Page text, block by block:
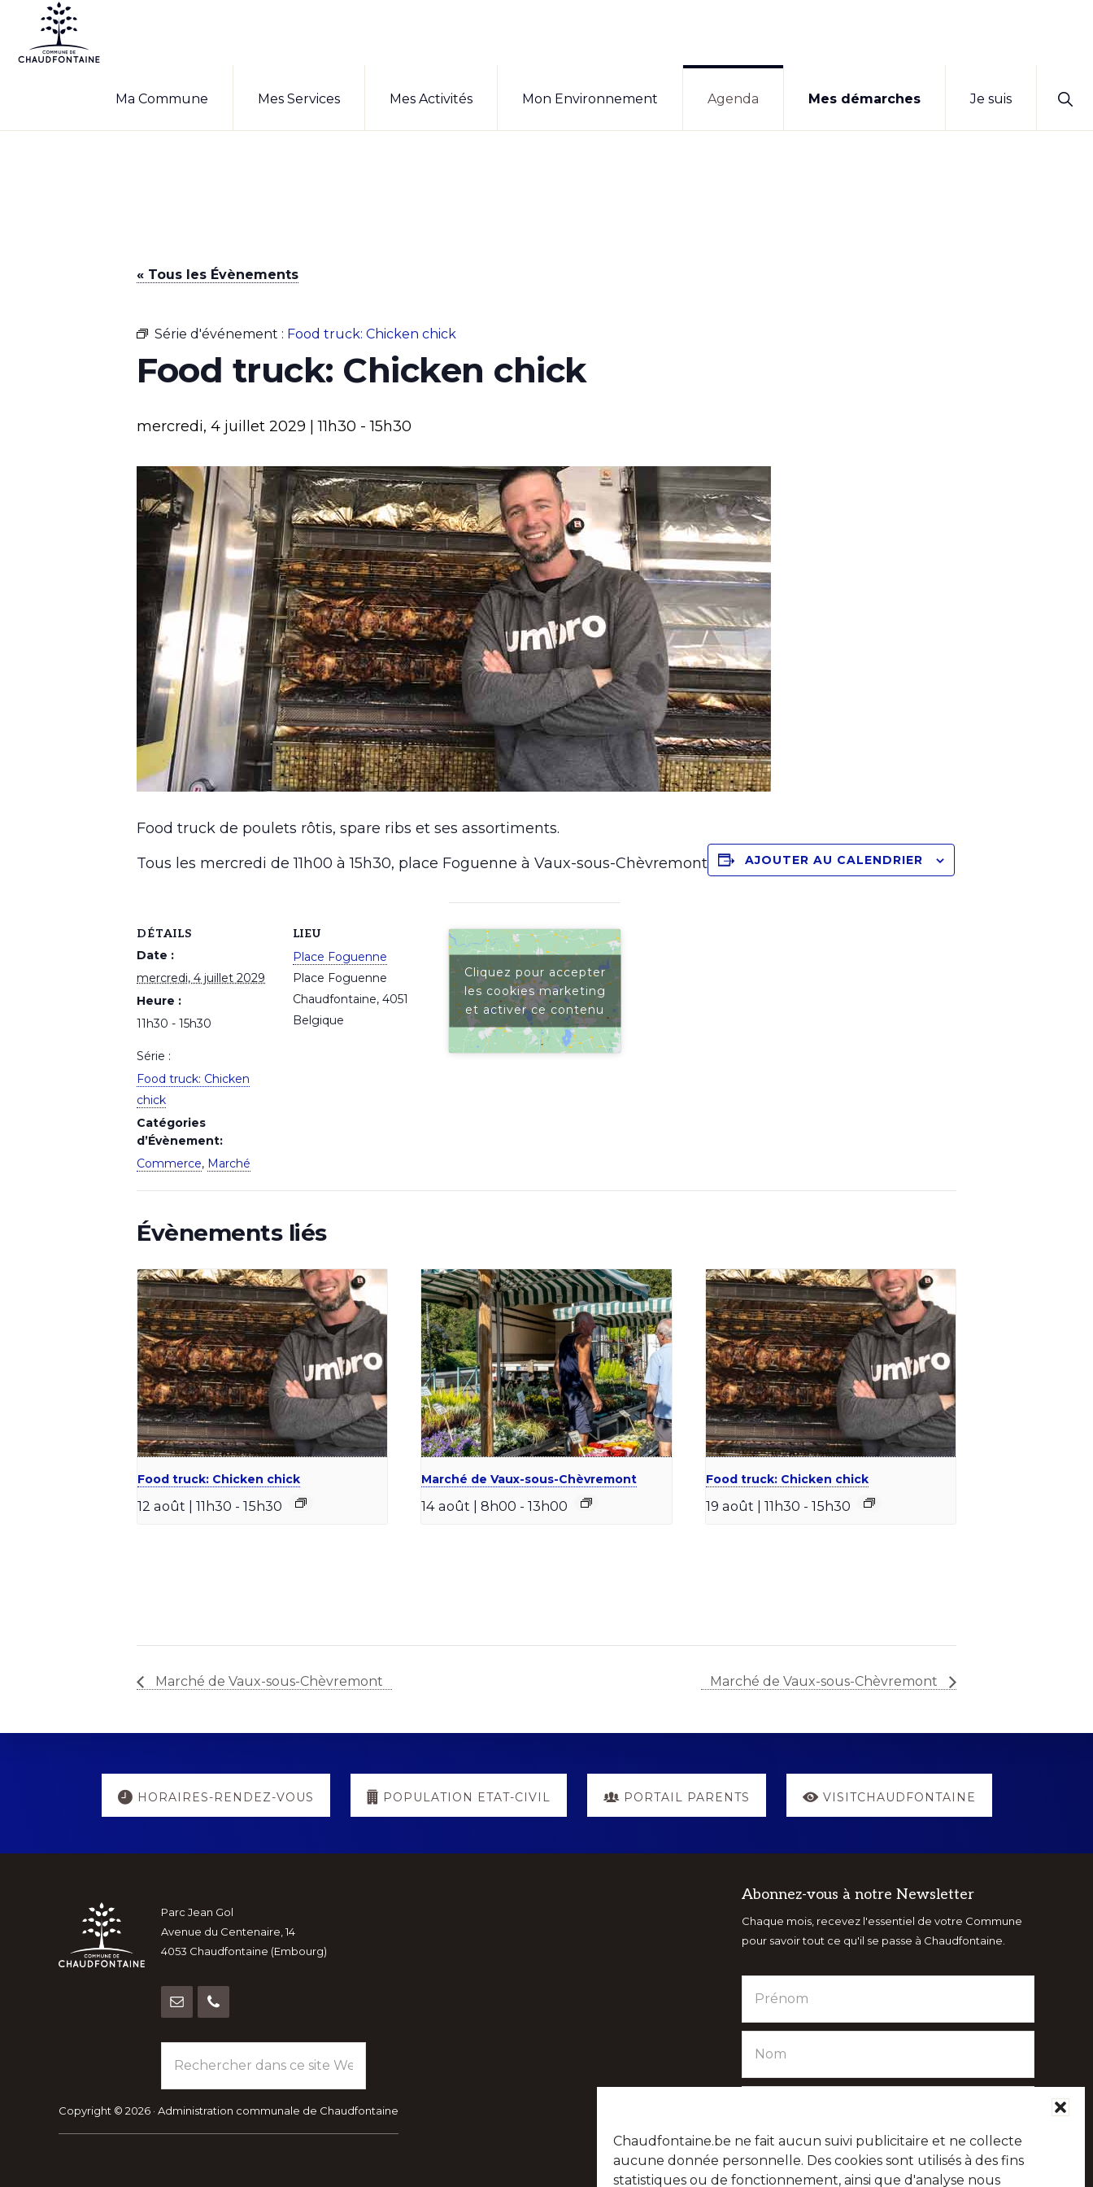
Chaudfontaine.be ne fait aucun suivi publicitaire et ne collecte
aucune donnée personnelle. Des cookies sont utilisés à des fins
statistiques ou de fonctionnement, ainsi que d'analyse nous
Passer
Passer
contenu
CHAUDFONTAINE
de
Ma Commune Mes Services Mes Activités Mon Environnement Agenda Mes démarches Je suis
« Tous les Évènements
Série d'événement : Food truck: Chicken chick
Food truck: Chicken chick
mercredi, 4 juillet 2029 | 11h30 -15h30
Food truck de poulets rôtis, spare ribs et ses assortiments.
Tous les mercredi de 11h00 à 15h30, place Foguenne à Vaux-sous-Chèvremont
AJOUTER AU CALENDRIER
DÉTAILS
Date :
mercredi, 4 juillet 2029
Heure :
11h30 - 15h30
Série :
Food truck: Chicken
chick
Catégories
d’Évènement:
Commerce, Marché
LIEU
Place Foguenne
Place Foguenne
Chaudfontaine, 4051
Belgique
Cliquez pour accepter
les cookies marketing
et activer ce contenu
Évènements liés
Food truck: Chicken chick
12 août | 11h30 - 15h30
Marché de Vaux-sous-Chèvremont
14 août | 8h00 - 13h00
Food truck: Chicken chick
19 août | 11h30 - 15h30
Marché de Vaux-sous-Chèvremont Marché de Vaux-sous-Chèvremont
Explore
more
HORAIRES-RENDEZ-VOUS POPULATION ETAT-CIVIL PORTAIL PARENTS VISITCHAUDFONTAINE
Footer
Parc Jean Gol
Avenue du Centenaire, 14
4053 Chaudfontaine (Embourg)
dans
ce
site
Copyright © 2026 · Administration communale de Chaudfontaine
Abonnez-vous à notre Newsletter
Chaque mois, recevez l'essentiel de votre Commune
pour savoir tout ce qu'il se passe à Chaudfontaine.